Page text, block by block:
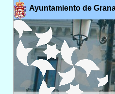
Ayuntamiento de